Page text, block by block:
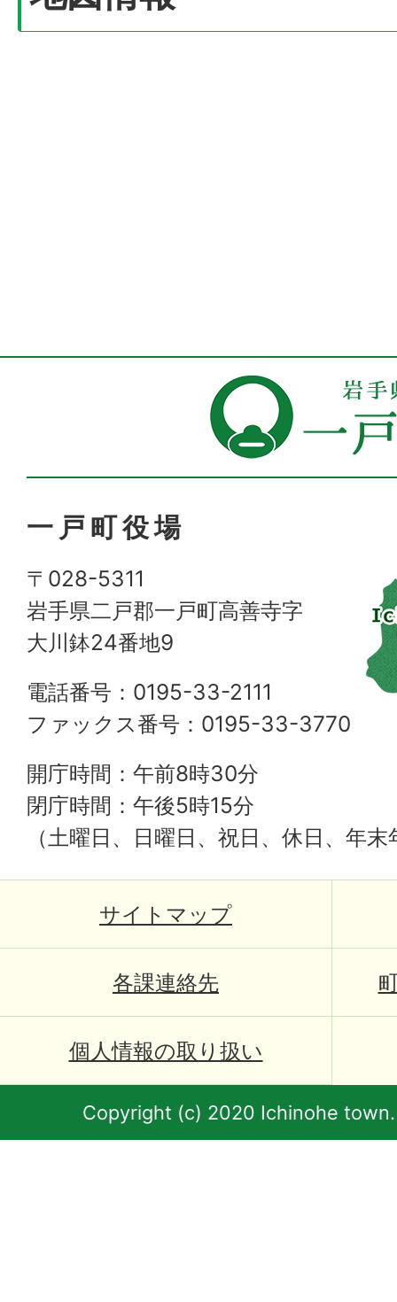
一戸町役場
〒028-5311
岩手県二戸郡一戸町高善寺字
大川鉢24番地9
電話番号：0195-33-2111
ファックス番号：0195-33-3770
開庁時間：午前8時30分
閉庁時間：午後5時15分
（土曜日、日曜日、祝日、休日、年
サイトマップ
各課連絡先
個人情報の取り扱い
Copyright (c) 2020 Ichinohe